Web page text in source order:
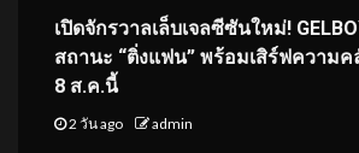
เปิดจักรวาลเล็บเจลซีซันใหม่!
สถานะ “ติ่งแฟน” พร้อมเสิร์ฟความ
8 ส.ค.นี้
2 วัน ago admin